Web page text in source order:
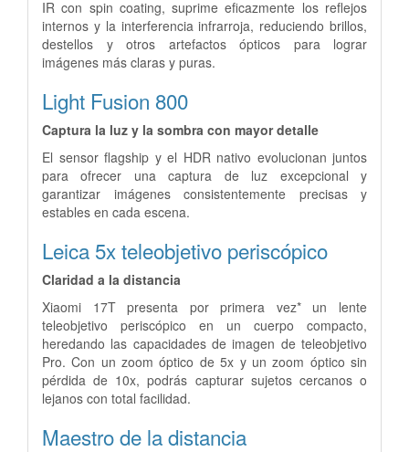
IR con spin coating, suprime eficazmente los reflejos
internos y la interferencia infrarroja, reduciendo brillos,
destellos y otros artefactos ópticos para lograr
imágenes más claras y puras.
Light Fusion 800
Captura la luz y la sombra con mayor detalle
El sensor flagship y el HDR nativo evolucionan juntos
para ofrecer una captura de luz excepcional y
garantizar imágenes consistentemente precisas y
estables en cada escena.
Leica 5x teleobjetivo periscópico
Claridad a la distancia
Xiaomi 17T presenta por primera vez* un lente
teleobjetivo periscópico en un cuerpo compacto,
heredando las capacidades de imagen de teleobjetivo
Pro. Con un zoom óptico de 5x y un zoom óptico sin
pérdida de 10x, podrás capturar sujetos cercanos o
lejanos con total facilidad.
Maestro de la distancia